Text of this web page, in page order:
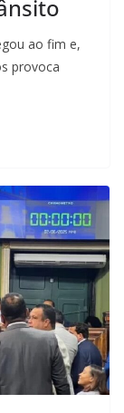
ao fim e,
provoca